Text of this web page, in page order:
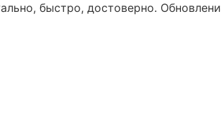
быстро, достоверно.